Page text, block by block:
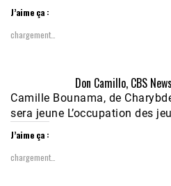
J’aime ça :
chargement…
Don Camillo, CBS News
Camille Bounama, de
sera jeune L’occupation des
J’aime ça :
chargement…